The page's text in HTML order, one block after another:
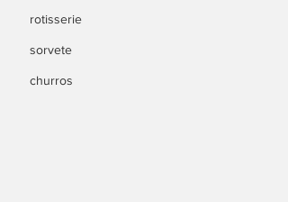
rotisserie
sorvete
churros